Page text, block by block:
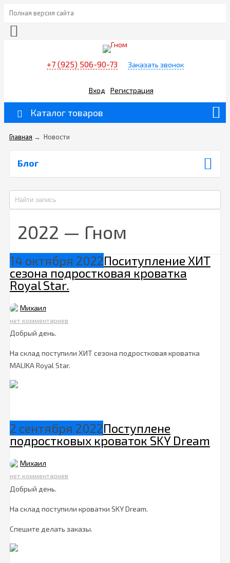
Полная версия сайта
+7 (925) 506-90-73 Заказать звонок
Вход Регистрация
Каталог товаров
Главная → Новости
Блог
2022 — Гном
14 октября 2022Поситупление ХИТ
сезона подростковая кроватка
Royal Star​.
Михаил
нет комментариев
Добрый день.
На склад поступили ХИТ сезона подростковая кроватка
MALIKA Royal Star.
2 сентября 2022Поступлене
подростковых кроваток SKY Dream
Михаил
нет комментариев
Добрый день.
На склад поступили кроватки SKY Dream.
Спешите делать заказы.